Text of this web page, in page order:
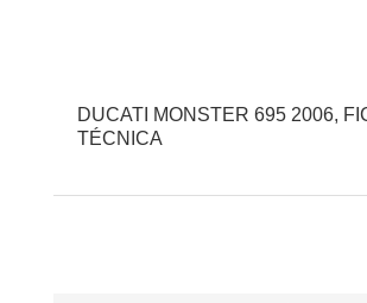
DUCATI MONSTER 695 2006,
TÉCNICA